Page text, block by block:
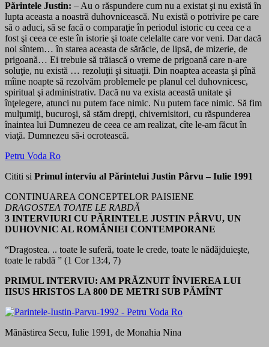
Părintele Justin: – Au o răspundere cum nu a existat şi nu există în
lupta aceasta a noastră duhovnicească. Nu există o potrivire pe care
să o aduci, să se facă o comparaţie în periodul istoric cu ceea ce a
fost şi ceea ce este în istorie şi toate celelalte care vor veni. Dar dacă
noi sîntem… în starea aceasta de sărăcie, de lipsă, de mizerie, de
prigoană… Ei trebuie să trăiască o vreme de prigoană care n-are
soluţie, nu există … rezoluţii şi situaţii. Din noaptea aceasta şi pînă
mîine noapte să rezolvăm problemele pe planul cel duhovnicesc,
spiritual şi administrativ. Dacă nu va exista această unitate şi
înţelegere, atunci nu putem face nimic. Nu putem face nimic. Să fim
mulţumiţi, bucuroşi, să stăm drepţi, chivernisitori, cu răspunderea
înaintea lui Dumnezeu de ceea ce am realizat, cîte le-am făcut în
viaţă. Dumnezeu să-i ocrotească.
Petru Voda Ro
Cititi si Primul interviu al Părintelui Justin Pârvu – Iulie 1991
CONTINUAREA CONCEPTELOR PAISIENE
DRAGOSTEA TOATE LE RABDĂ
3 INTERVIURI CU PĂRINTELE JUSTIN PÂRVU, UN
DUHOVNIC AL ROMÂNIEI CONTEMPORANE
“Dragostea. .. toate le suferă, toate le crede, toate le nădăjduieşte,
toate le rabdă ” (1 Cor 13:4, 7)
PRIMUL INTERVIU: AM PRĂZNUIT ÎNVIEREA LUI
IISUS HRISTOS LA 800 DE METRI SUB PĂMÎNT
Mănăstirea Secu, Iulie 1991, de Monahia Nina